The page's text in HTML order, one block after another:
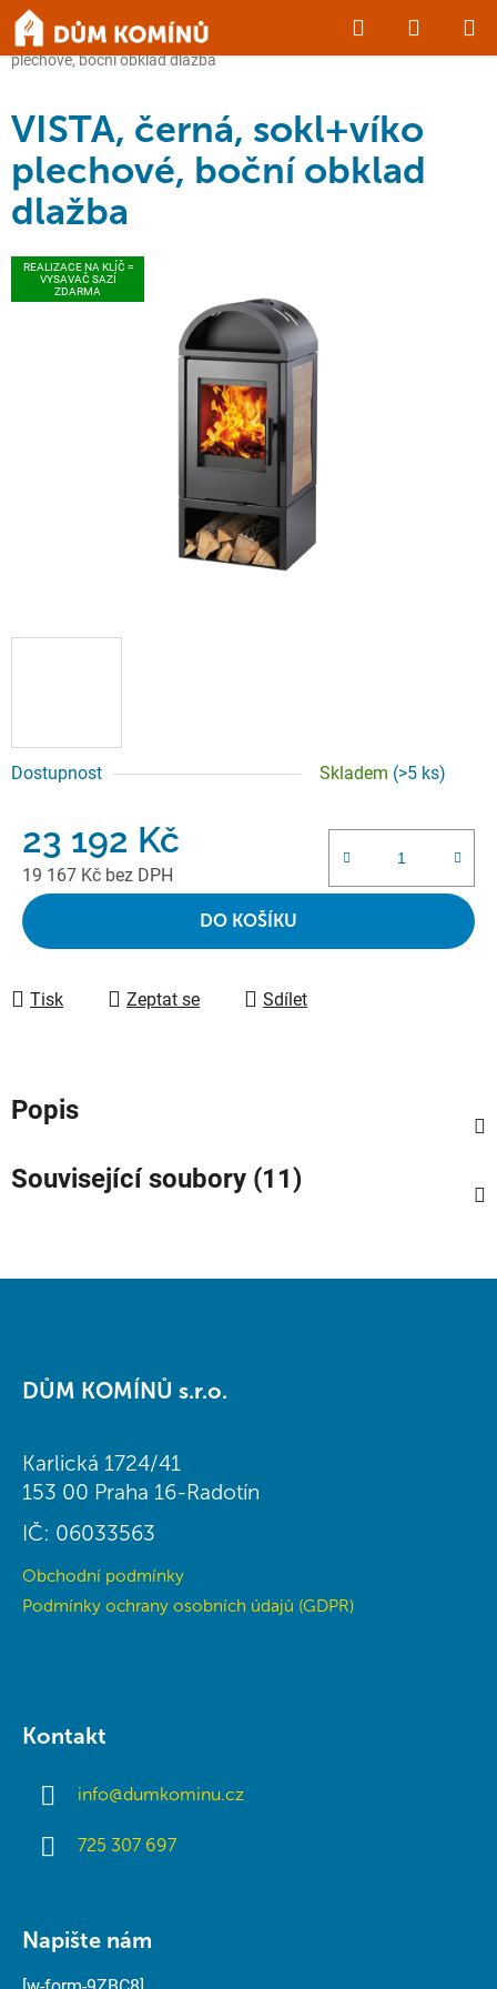
Přejít
obsah
Hledat
KOŠÍK
Domů /KRBY a KAMNA / Krbová kamna
VISTA, černá, sokl+víko
plechové, boční obklad dlažba
Dostupnost Skladem (>5 ks)
23 192 Kč
19 167 Kč bez DPH
Měrná cena:
DO KOŠÍKU
Tisk Zeptat se Sdílet
VISTA, černá, sokl+víko
plechové, boční obklad
dlažba
REALIZACE NA KLÍČ =
VYSAVAČ SAZÍ
ZDARMA
Popis
Související soubory (11)
DŮM KOMÍNŮ s.r.o.
Karlická 1724/41
153 00 Praha 16-Radotín
IČ: 06033563
Obchodní podmínky
Podmínky ochrany osobních údajů (GDPR)
Kontakt
info@dumkominu.cz
725 307 697
Napište nám